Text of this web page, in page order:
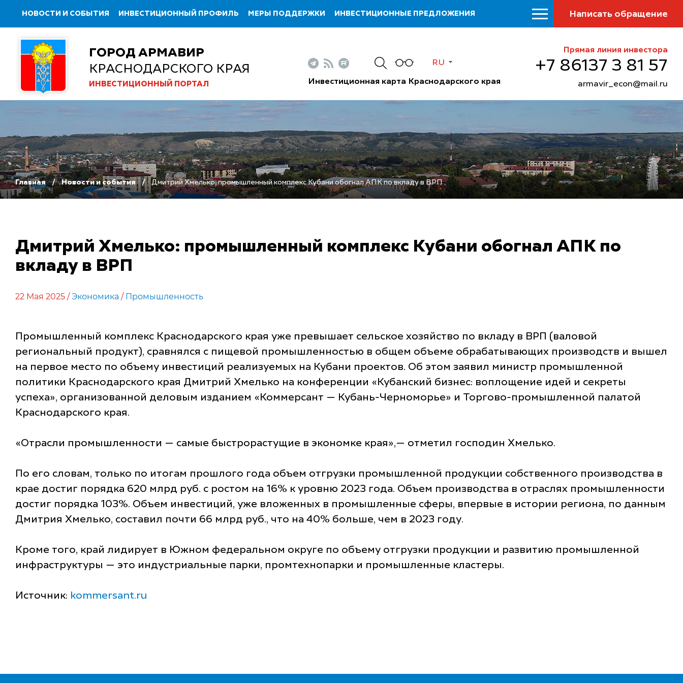
НОВОСТИ И СОБЫТИЯ ИНВЕСТИЦИОННЫЙ ПРОФИЛЬ МЕРЫ ПОДДЕРЖКИ ИНВЕСТИЦИОННЫЕ ПРЕДЛОЖЕНИЯ Написать обращение
ГОРОД АРМАВИР
КРАСНОДАРСКОГО КРАЯ
ИНВЕСТИЦИОННЫЙ ПОРТАЛ
RU
Инвестиционная карта Краснодарского края
Прямая линия инвестора
+7 86137 3 81 57
armavir_econ@mail.ru
Главная Новости и события Дмитрий Хмелько: промышленный комплекс Кубани обогнал АПК по вкладу в ВРП
Дмитрий Хмелько: промышленный комплекс Кубани обогнал АПК по
вкладу в ВРП
22 Мая 2025 / Экономика / Промышленность
Промышленный комплекс Краснодарского края уже превышает сельское хозяйство по вкладу в ВРП (валовой
региональный продукт), сравнялся с пищевой промышленностью в общем объеме обрабатывающих производств и вышел
на первое место по объему инвестиций реализуемых на Кубани проектов. Об этом заявил министр промышленной
политики Краснодарского края Дмитрий Хмелько на конференции «Кубанский бизнес: воплощение идей и секреты
успеха», организованной деловым изданием «Коммерсант — Кубань-Черноморье» и Торгово-промышленной палатой
Краснодарского края.
«Отрасли промышленности — самые быстрорастущие в экономке края»,— отметил господин Хмелько.
По его словам, только по итогам прошлого года объем отгрузки промышленной продукции собственного производства в
крае достиг порядка 620 млрд руб. с ростом на 16% к уровню 2023 года. Объем производства в отраслях промышленности
достиг порядка 103%. Объем инвестиций, уже вложенных в промышленные сферы, впервые в истории региона, по данным
Дмитрия Хмелько, составил почти 66 млрд руб., что на 40% больше, чем в 2023 году.
Кроме того, край лидирует в Южном федеральном округе по объему отгрузки продукции и развитию промышленной
инфраструктуры — это индустриальные парки, промтехнопарки и промышленные кластеры.
Источник: kommersant.ru